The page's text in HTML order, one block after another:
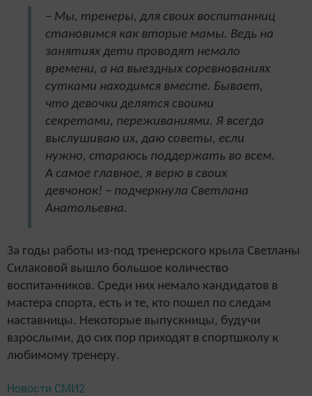
– Мы, тренеры, для своих воспитанниц
становимся как вторые мамы. Ведь на
занятиях дети проводят немало
времени, а на выездных соревнованиях
сутками находимся вместе. Бывает,
что девочки делятся своими
секретами, переживаниями. Я всегда
выслушиваю их, даю советы, если
нужно, стараюсь поддержать во всем.
А самое главное, я верю в своих
девчонок! – подчеркнула Светлана
Анатольевна.
За годы работы из-под тренерского крыла Светланы
Силаковой вышло большое количество
воспитанников. Среди них немало кандидатов в
мастера спорта, есть и те, кто пошел по следам
наставницы. Некоторые выпускницы, будучи
взрослыми, до сих пор приходят в спортшколу к
любимому тренеру.
Новости СМИ2